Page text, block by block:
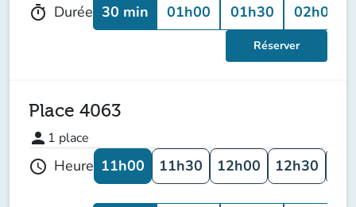
timer Durée 30 min 01h00 01h30 02h00
Réserver
Place 4063
person 1 place
schedule Heure 11h00 11h30 12h00 12h30